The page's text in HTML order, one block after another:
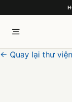
← Quay lại thư viện